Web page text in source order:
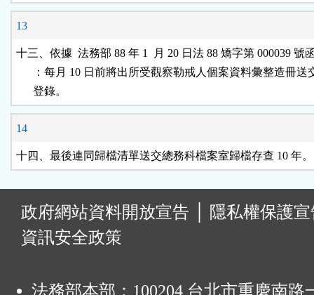
13
十三、依據  法務部 88 年 1  月 20 日法 88 矯字第 000039 號
：每月 10 日前將出所受觀察勒戒人個案資料彙整造冊送
      登錄。
14
十四、最後連同歸檔清單送交總務科檔案室歸檔存查 10 年。
政府網站資料開放宣告
隱私權保護
資訊安全政策
法務部本部：100204 台北市重慶南路